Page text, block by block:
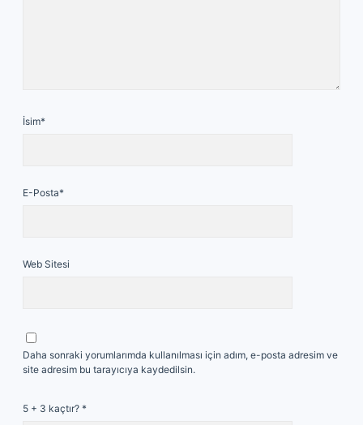
İsim*
E-Posta*
Web Sitesi
Daha sonraki yorumlarımda kullanılması için adım, e-posta adresim ve
site adresim bu tarayıcıya kaydedilsin.
5 + 3 kaçtır? *